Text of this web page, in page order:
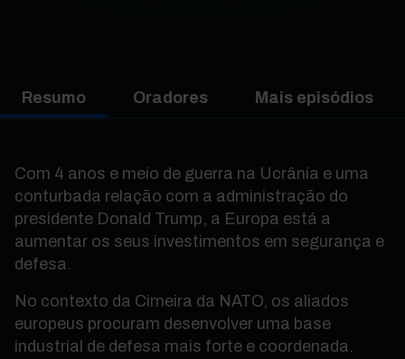
Resumo Oradores Mais episódios
Com 4 anos e meio de guerra na Ucrânia e uma
conturbada relação com a administração do
presidente Donald Trump, a Europa está a
aumentar os seus investimentos em segurança e
defesa.
No contexto da Cimeira da NATO, os aliados
europeus procuram desenvolver uma base
industrial de defesa mais forte e coordenada.